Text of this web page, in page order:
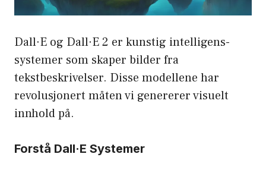
Dall·E og Dall·E 2 er kunstig intelligens-
systemer som skaper bilder fra
tekstbeskrivelser. Disse modellene har
revolusjonert måten vi genererer visuelt
innhold på.
Forstå Dall·E Systemer